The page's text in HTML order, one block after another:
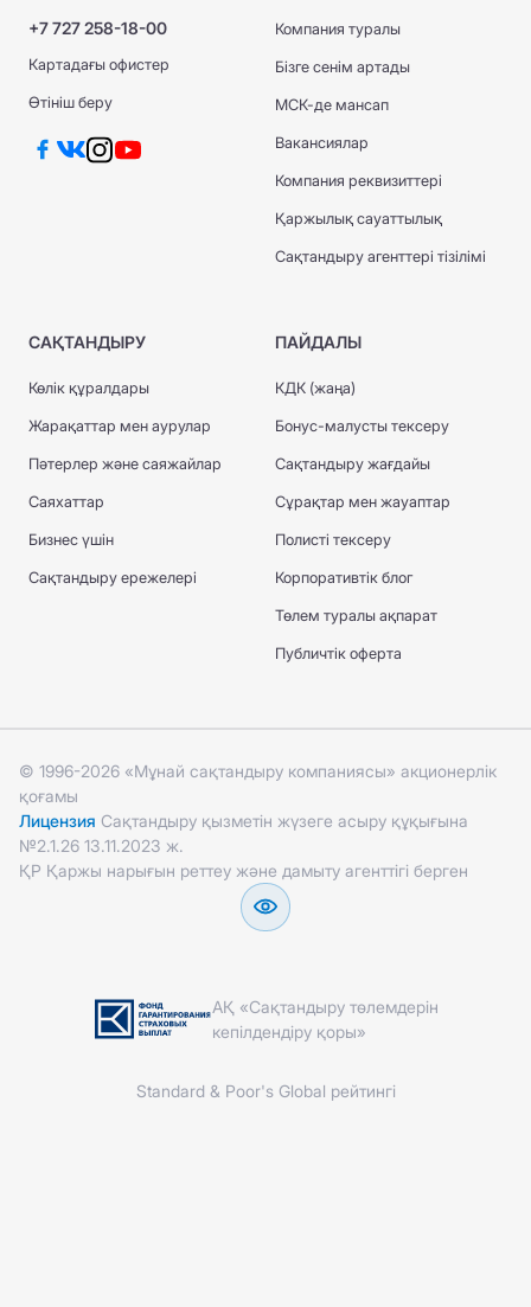
+7 727 258-18-00
Картадағы офистер
Өтініш беру
Компания туралы
Бізге сенім артады
МСК-де мансап
Вакансиялар
Компания реквизиттері
Қаржылық сауаттылық
Сақтандыру агенттері тізілімі
САҚТАНДЫРУ
Көлік құралдары
Жарақаттар мен аурулар
Пәтерлер және саяжайлар
Саяхаттар
Бизнес үшін
Сақтандыру ережелері
ПАЙДАЛЫ
КДК (жаңа)
Бонус-малусты тексеру
Сақтандыру жағдайы
Сұрақтар мен жауаптар
Полисті тексеру
Корпоративтік блог
Төлем туралы ақпарат
Публичтік оферта
© 1996-2026 «Мұнай сақтандыру компаниясы» акционерлік
қоғамы
Лицензия Сақтандыру қызметін жүзеге асыру құқығына
№2.1.26 13.11.2023 ж.
ҚР Қаржы нарығын реттеу және дамыту агенттігі берген
АҚ «Сақтандыру төлемдерін
кепілдендіру қоры»
Standard & Poor's Global рейтингі